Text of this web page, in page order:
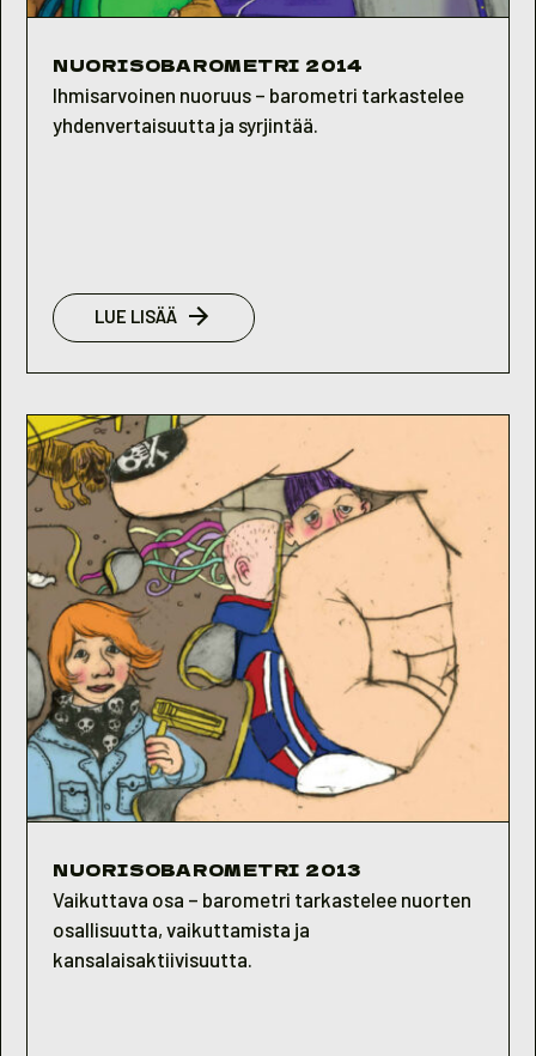
NUORISOBAROMETRI 2014
Ihmisarvoinen nuoruus – barometri tarkastelee
yhdenvertaisuutta ja syrjintää.
LUE LISÄÄ:
NUORISOBAROMETRI
NUORISOBAROMETRI 2013
Vaikuttava osa – barometri tarkastelee nuorten
osallisuutta, vaikuttamista ja
kansalaisaktiivisuutta.